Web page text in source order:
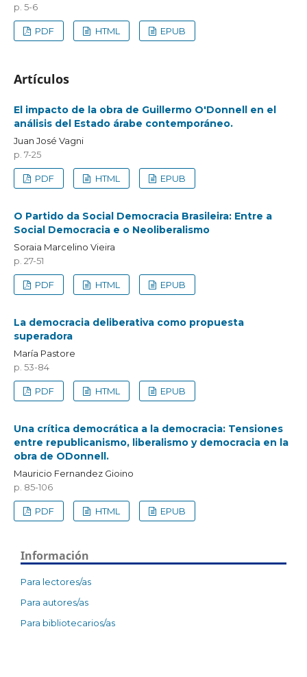
p. 5-6
PDF HTML EPUB
Artículos
El impacto de la obra de Guillermo O'Donnell en el
análisis del Estado árabe contemporáneo.
Juan José Vagni
p. 7-25
PDF HTML EPUB
O Partido da Social Democracia Brasileira: Entre a
Social Democracia e o Neoliberalismo
Soraia Marcelino Vieira
p. 27-51
PDF HTML EPUB
La democracia deliberativa como propuesta
superadora
María Pastore
p. 53-84
PDF HTML EPUB
Una crítica democrática a la democracia: Tensiones
entre republicanismo, liberalismo y democracia en la
obra de ODonnell.
Mauricio Fernandez Gioino
p. 85-106
PDF HTML EPUB
Información
Para lectores/as
Para autores/as
Para bibliotecarios/as